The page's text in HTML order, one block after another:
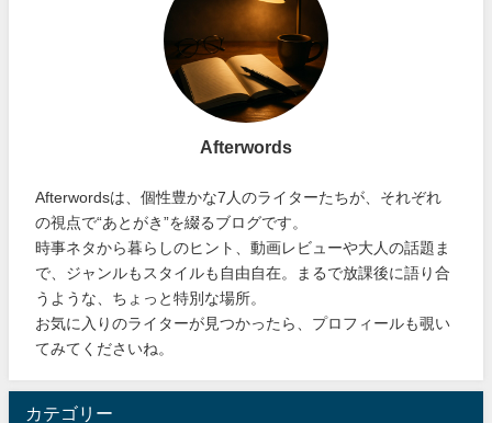
Afterwords
Afterwordsは、個性豊かな7人のライターたちが、それぞれ
の視点で“あとがき”を綴るブログです。
時事ネタから暮らしのヒント、動画レビューや大人の話題ま
で、ジャンルもスタイルも自由自在。まるで放課後に語り合
うような、ちょっと特別な場所。
お気に入りのライターが見つかったら、プロフィールも覗い
てみてくださいね。
カテゴリー